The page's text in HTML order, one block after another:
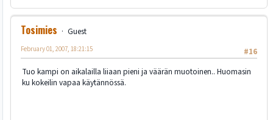
Tosimies
Guest
#16
February 01, 2007, 18:21:15
Tuo kampi on aikalailla liiaan pieni ja väärän muotoinen.. Huomasin
ku kokeilin vapaa käytännössä.